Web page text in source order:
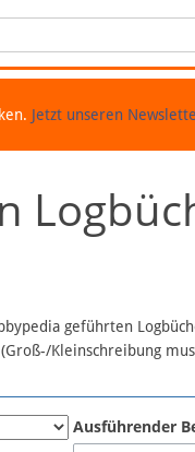
Jetzt unseren
geführten
Kleinschreibung
Ausführender